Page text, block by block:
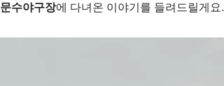
문수야구장에 다녀온 이야기를 들려드릴게요.